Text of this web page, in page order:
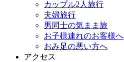
カップル2人旅行
夫婦旅行
男同士の気まま旅
お子様連れのお客様へ
おみ足の悪い方へ
アクセス